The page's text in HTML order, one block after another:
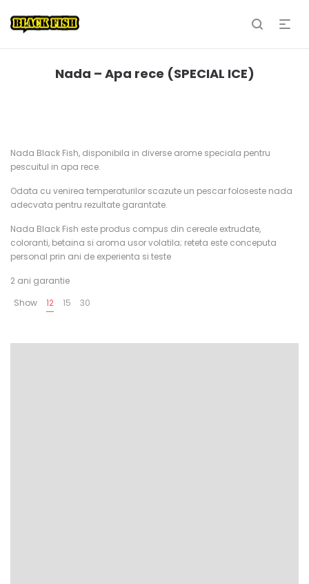
Nada – Apa rece (SPECIAL ICE)
Nada Black Fish, disponibila in diverse arome speciala pentru
pescuitul in apa rece.
Odata cu venirea temperaturilor scazute un pescar foloseste nada
adecvata pentru rezultate garantate.
Nada Black Fish este produs compus din cereale extrudate,
coloranti, betaina si aroma usor volatila; reteta este conceputa
personal prin ani de experienta si teste
2 ani garantie
Show
12 15 30